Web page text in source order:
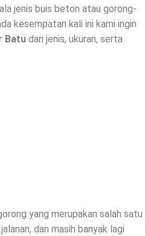
jenis buis beton atau gorong-
kesempatan kali ini kami ingin
Batu dari jenis, ukuran, serta
yang merupakan salah satu
dan masih banyak lagi